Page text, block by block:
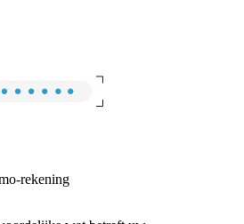
rekening